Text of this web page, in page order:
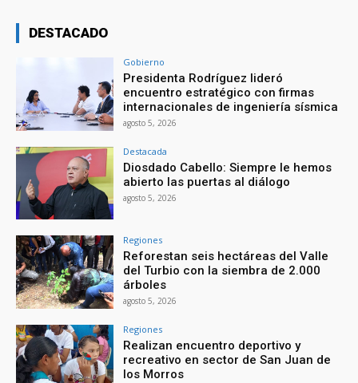
DESTACADO
Gobierno
Presidenta Rodríguez lideró
encuentro estratégico con firmas
internacionales de ingeniería sísmica
agosto 5, 2026
Destacada
Diosdado Cabello: Siempre le hemos
abierto las puertas al diálogo
agosto 5, 2026
Regiones
Reforestan seis hectáreas del Valle
del Turbio con la siembra de 2.000
árboles
agosto 5, 2026
Regiones
Realizan encuentro deportivo y
recreativo en sector de San Juan de
los Morros